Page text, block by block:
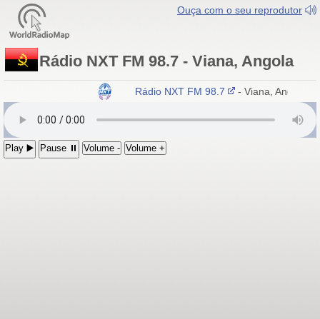
Ouça com o seu reprodutor
Rádio NXT FM 98.7 - Viana, Angola
Rádio NXT FM 98.7 - Viana, Angola
Play ▶️ Pause ⏸ Volume - Volume +